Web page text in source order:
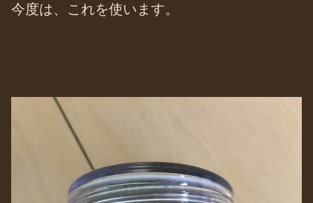
今度は、これを使います。